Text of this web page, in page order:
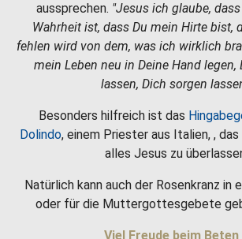
aussprechen. "Jesus ich glaube,
Wahrheit ist, dass Du mein Hirte bist,
fehlen wird von dem, was ich wirklich
mein Leben neu in Deine Hand legen,
lassen, Dich sorgen
Besonders hilfreich ist das
Dolindo, einem Priester aus Italien, ,
alles Jesus zu
Natürlich kann auch der Rosenkranz in
oder für die Muttergottesgebete
Viel Freude beim Beten